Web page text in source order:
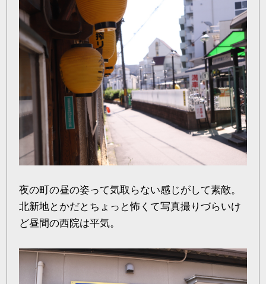
夜の町の昼の姿って気取らない感じがして素敵。
北新地とかだとちょっと怖くて写真撮りづらいけ
ど昼間の西院は平気。